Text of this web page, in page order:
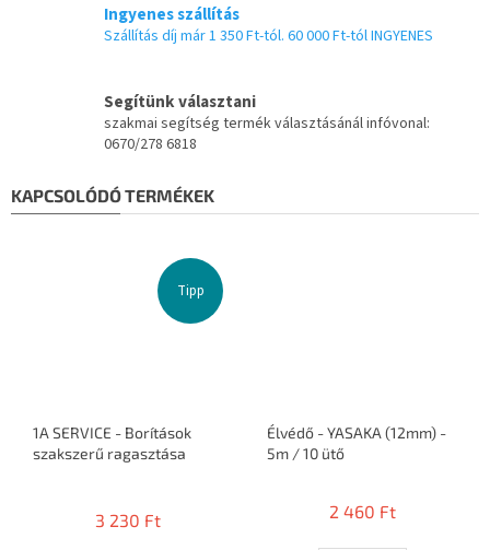
Ingyenes szállítás
Szállítás díj már 1 350 Ft-tól. 60 000 Ft-tól INGYENES
Segítünk választani
szakmai segítség termék választásánál infóvonal:
0670/278 6818
KAPCSOLÓDÓ TERMÉKEK
Tipp
1A SERVICE - Borítások
szakszerű ragasztása
átlagos
3 230 Ft
Élvédő - YASAKA (12mm) -
5m / 10 ütő
2 460 Ft